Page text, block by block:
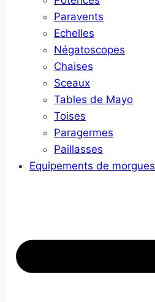
Paravents
Echelles
Négatoscopes
Chaises
Sceaux
Tables de Mayo
Toises
Paragermes
Paillasses
Equipements de morgues